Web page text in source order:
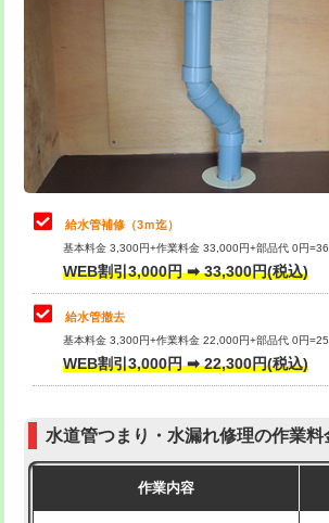
管・ポリ管・HT管使用/3ｍ超え)
排水管工事（土の掘削・埋め戻し作
排水管工事（排水管工事/3ｍまで）
排水管工事（追加 排水管工事/3ｍ超
マス交換（土の掘削・埋め戻し作業）
マス交換（深さ50㎝未満）
マス交換（深さ50㎝以上）
コンクリート斫り（厚さ10㎝まで）
モルタル補修（厚さ10㎝超え）
止水・漏水調査・防水処理・清掃・修
理・調整・分解・加工など（軽作業）
止水・漏水調査・防水処理・清掃・修
理・調整・分解・加工など（中作業）
止水・漏水調査・防水処理・清掃・修
理・調整・分解・加工など（重作業）
その他部品の脱着
交換・取付（タンク）
式）)
式・ワンホール）)
給水管補修（3ｍ迄）
基本料金 3,300円+作業料金 33,000円+部品代 0円
WEB割引3,000円 ➡ 33,300円(税込)
給水管撤去
基本料金 3,300円+作業料金 22,000円+部品代 0円
WEB割引3,000円 ➡ 22,300円(税込)
水道管つまり・水漏れ修理の作業料
作業内容